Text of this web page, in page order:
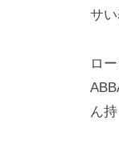
サ
ロ
ん